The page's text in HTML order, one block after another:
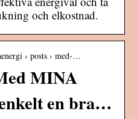
och elkostnad.
› posts › med-…
MINA
en bra…